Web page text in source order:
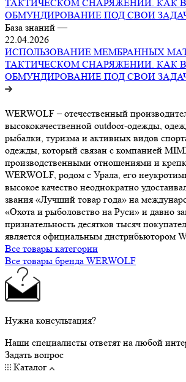
База знаний—
22.04.2026
ИСПОЛЬЗОВАНИЕ МЕМБРАННЫХ
ТАКТИЧЕСКОМ СНАРЯЖЕНИИ. КАК
ОБМУНДИРОВАНИЕ ПОД СВОИ
WERWOLF – отечественный
высококачественной outdoor-одежды,
рыбалки, туризма и активных видов
одежды, который связан с компанией
производственными отношениями и
WERWOLF, родом с Урала, его
высокое качество неоднократно
звания «Лучший товар года» на
«Охота и рыболовство на Руси» и давно
признательность десятков тысяч
является официальным дистрибьютором
Все товары категории
Все товары бренда WERWOLF
Нужна консультация?
Наши специалисты ответят на любой
Задать вопрос
Каталог